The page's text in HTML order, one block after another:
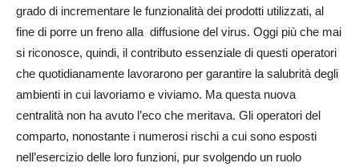
grado di incrementare le funzionalità dei prodotti utilizzati, al
fine di porre un freno alla diffusione del virus. Oggi più che mai
si riconosce, quindi, il contributo essenziale di questi operatori
che quotidianamente lavorarono per garantire la salubrità degli
ambienti in cui lavoriamo e viviamo. Ma questa nuova
centralità non ha avuto l’eco che meritava. Gli operatori del
comparto, nonostante i numerosi rischi a cui sono esposti
nell’esercizio delle loro funzioni, pur svolgendo un ruolo